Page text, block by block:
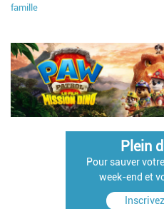
famille
Plein
Pour sauver
week-end et